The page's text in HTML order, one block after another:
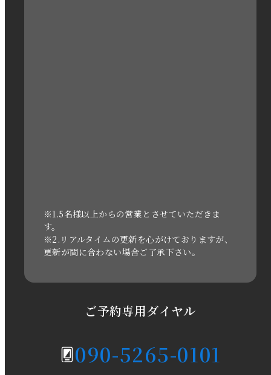
2021年3月
2020年11月
2020年3月
※1.5名様以上からの営業とさせていただきま
す。
※2.リアルタイムの更新を心がけておりますが、
更新が間に合わない場合ご了承下さい。
ご予約専用ダイヤル
090-5265-0101